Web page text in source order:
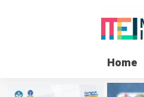
Home